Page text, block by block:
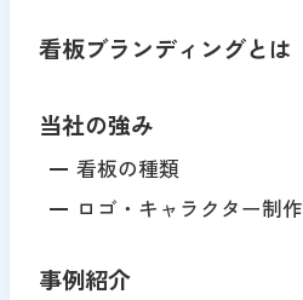
看板ブランディングとは
当社の強み
看板の種類
ロゴ・キャラクター制作
事例紹介